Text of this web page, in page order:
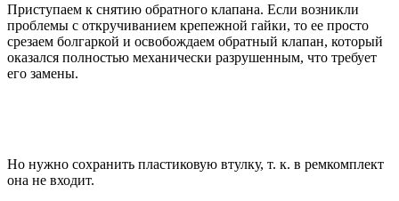
Приступаем к снятию обратного клапана. Если возникли
проблемы с откручиванием крепежной гайки, то ее просто
срезаем болгаркой и освобождаем обратный клапан, который
оказался полностью механически разрушенным, что требует
его замены.
Но нужно сохранить пластиковую втулку, т. к. в ремкомплект
она не входит.